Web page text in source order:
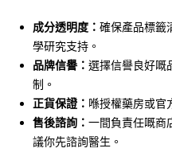
成分透明度： 確保產品標籤
學研究支持。
品牌信譽： 選擇信譽良好嘅
制。
正貨保證： 喺授權藥房或官
售後諮詢： 一間負責任嘅商
議你先諮詢醫生。